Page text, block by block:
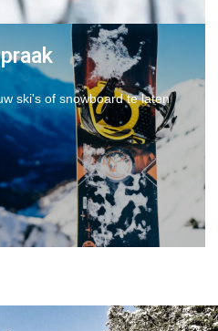
ski's of snowboard te laten